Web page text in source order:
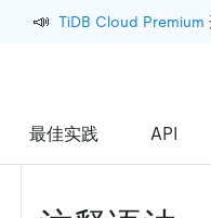
📣 TiDB Cloud Premium
最佳实践 API